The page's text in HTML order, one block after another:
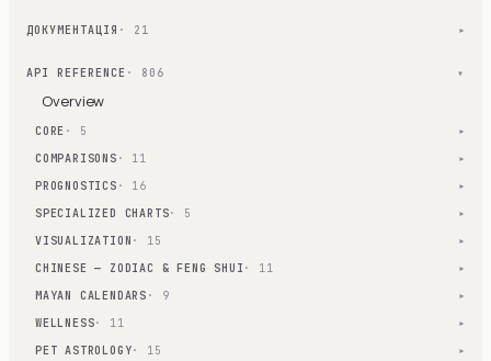
ДОКУМЕНТАЦІЯ · 21 ▾
API REFERENCE · 806 ▾
Overview
CORE · 5 ▾
COMPARISONS · 11 ▾
PROGNOSTICS · 16 ▾
SPECIALIZED CHARTS· 5 ▾
VISUALIZATION · 15 ▾
CHINESE — ZODIAC & FENG SHUI · 11 ▾
MAYAN CALENDARS · 9 ▾
WELLNESS· 11 ▾
PET ASTROLOGY· 15 ▾